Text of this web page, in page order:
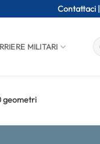
Contattaci |
MILITARI
geometri